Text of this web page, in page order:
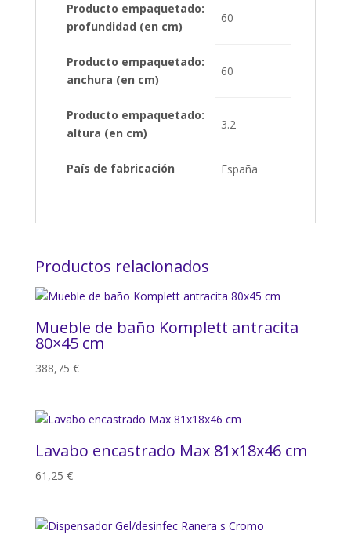
Producto empaquetado:
profundidad (en cm)
60
Producto empaquetado:
anchura (en cm)
60
Producto empaquetado:
altura (en cm)
3.2
País de fabricación España
Productos relacionados
Mueble de baño Komplett antracita
80×45 cm
388,75 €
Lavabo encastrado Max 81x18x46 cm
61,25 €